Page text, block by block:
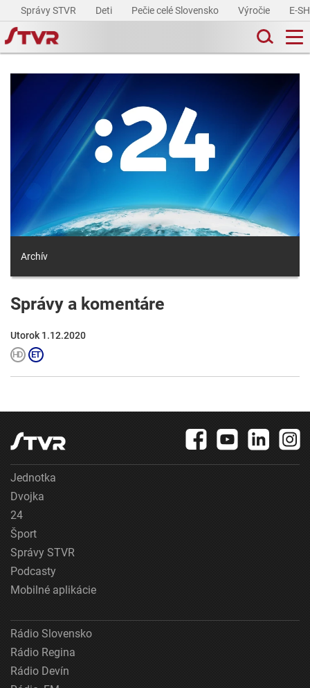
Správy STVR Deti Pečie celé Slovensko Výročie E-
Archív
Správy a komentáre
Utorok 1.12.2020
Jednotka
Dvojka
24
Šport
Správy STVR
Podcasty
Mobilné aplikácie
Rádio Slovensko
Rádio Regina
Rádio Devín